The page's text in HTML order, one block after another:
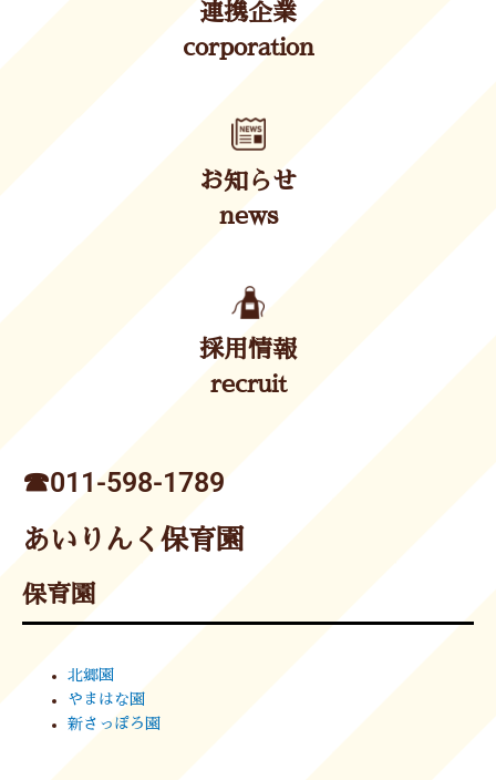
連携企業
corporation
お知らせ
news
採用情報
recruit
☎︎011-598-1789
あいりんく保育園
保育園
北郷園
やまはな園
新さっぽろ園